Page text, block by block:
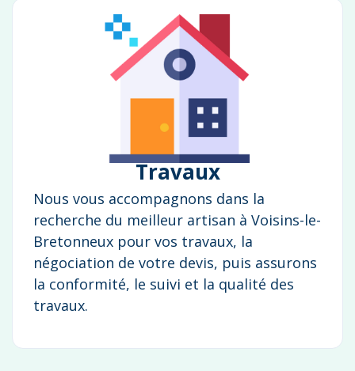
Travaux
Nous vous accompagnons dans la
recherche du meilleur artisan à Voisins-le-
Bretonneux pour vos travaux, la
négociation de votre devis, puis assurons
la conformité, le suivi et la qualité des
travaux.